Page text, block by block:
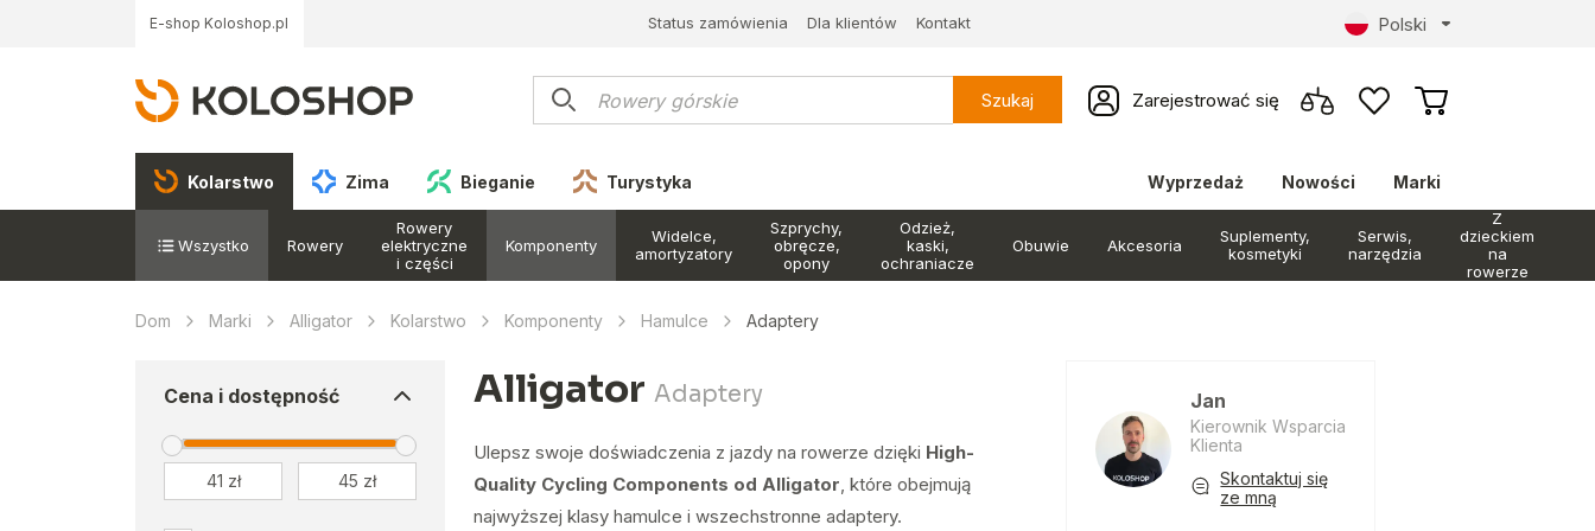
E-shop Koloshop.pl Status zamówienia Dla klientów Kontakt Polski
Szukaj Zarejestrować się
Kolarstwo Zima Bieganie Turystyka Wyprzedaż Nowości Marki
Wszystko Rowery
Rowery
elektryczne
i części
Komponenty
Widelce,
amortyzatory
Szprychy,
obręcze,
opony
Odzież,
kaski,
ochraniacze
Obuwie Akcesoria
Suplementy,
kosmetyki
Serwis,
narzędzia
Z
dzieckiem
na
rowerze
Dom Marki Alligator Kolarstwo Komponenty Hamulce Adaptery
Cena i dostępność Alligator Adaptery
Ulepsz swoje doświadczenia z jazdy na rowerze dzięki High-
Quality Cycling Components od Alligator, które obejmują
najwyższej klasy hamulce i wszechstronne adaptery.
Jan
Kierownik Wsparcia
Klienta
Skontaktuj się
ze mną